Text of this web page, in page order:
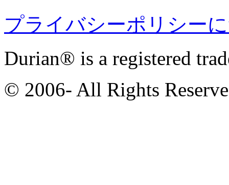
プライバシーポリシー
Durian® is a registered
© 2006- All Rights